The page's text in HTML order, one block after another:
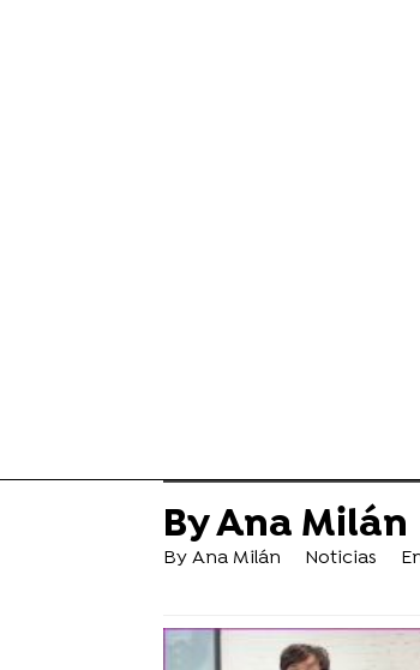
By Ana Milán
By Ana Milán Noticias